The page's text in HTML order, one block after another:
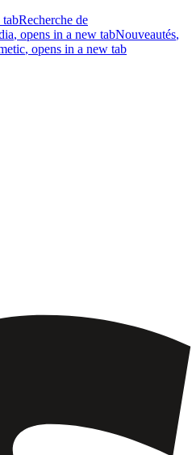
tabRecherche de
, opens in a new tabNouveautés,
, opens in a new tab